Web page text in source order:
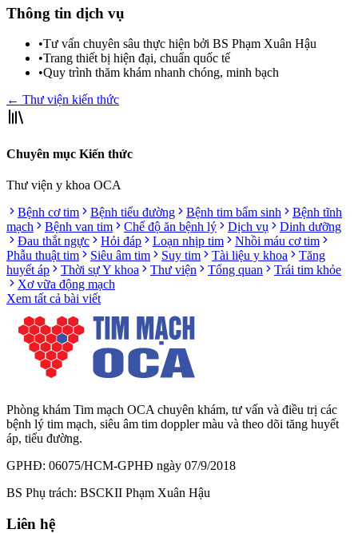
Thông tin dịch vụ
•Tư vấn chuyên sâu thực hiện bởi BS Phạm Xuân Hậu
•Trang thiết bị hiện đại, chuẩn quốc tế
•Quy trình thăm khám nhanh chóng, minh bạch
← Thư viện kiến thức
Chuyên mục Kiến thức
Thư viện y khoa OCA
Bệnh cơ tim
Bệnh tiểu đường Bệnh tim bẩm sinh
Bệnh tĩnh
mạch
Bệnh van tim Chế độ ăn bệnh lý Dịch vụ
Dinh dưỡng
Đau thắt ngực
Hỏi đáp Loạn nhịp tim
Nhồi máu cơ tim
Phẫu thuật tim
Siêu âm tim Suy tim Tài liệu y khoa
Tăng
huyết áp
Thời sự Y khoa Thư viện Tổng quan
Trái tim khỏe
Xơ vữa động mạch
Xem tất cả bài viết
Phòng khám Tim mạch OCA chuyên khám, tư vấn và điều trị các
bệnh lý tim mạch, siêu âm tim doppler màu và theo dõi tăng huyết
áp, tiểu đường.
GPHĐ: 06075/HCM-GPHĐ ngày 07/9/2018
BS Phụ trách: BSCKII Phạm Xuân Hậu
Liên hệ